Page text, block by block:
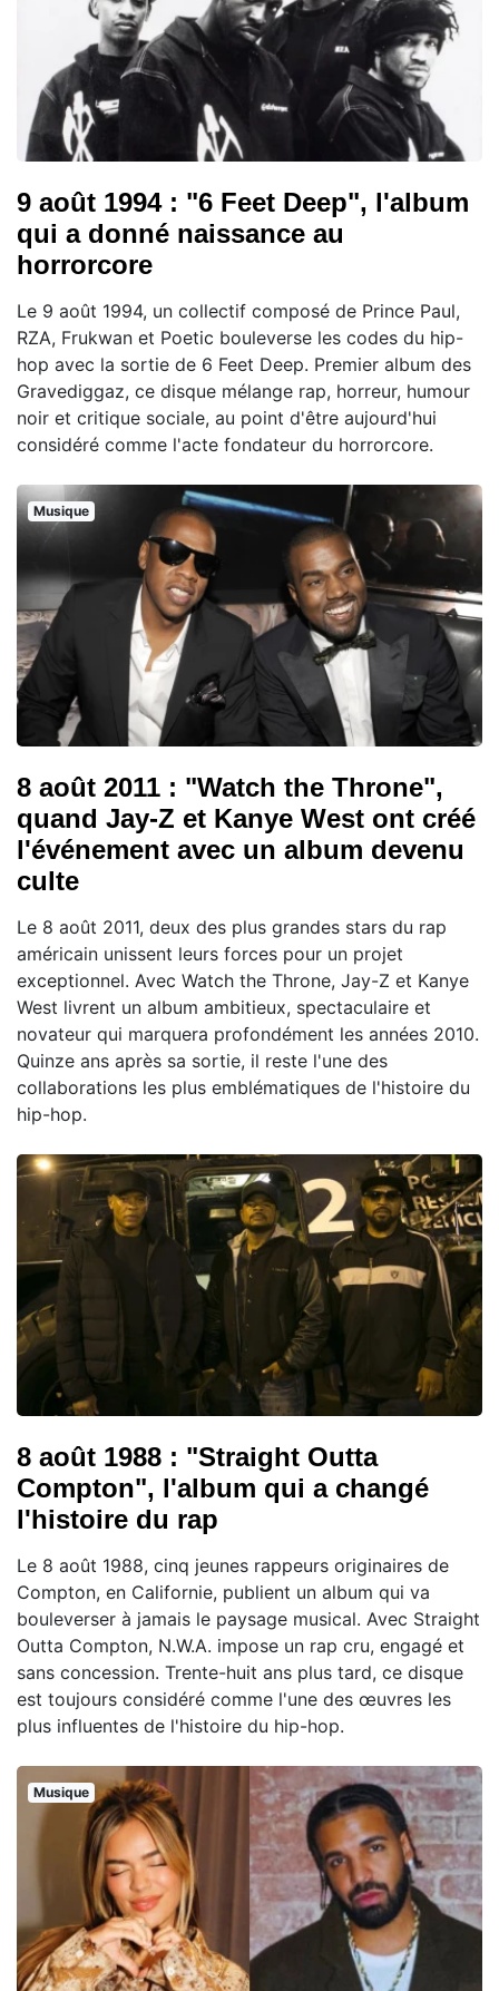
9 août 1994 : "6 Feet Deep", l'album
qui a donné naissance au
horrorcore
Le 9 août 1994, un collectif composé de Prince Paul,
RZA, Frukwan et Poetic bouleverse les codes du hip-
hop avec la sortie de 6 Feet Deep. Premier album des
Gravediggaz, ce disque mélange rap, horreur, humour
noir et critique sociale, au point d'être aujourd'hui
considéré comme l'acte fondateur du horrorcore.
Musique
8 août 2011 : "Watch the Throne",
quand Jay-Z et Kanye West ont créé
l'événement avec un album devenu
culte
Le 8 août 2011, deux des plus grandes stars du rap
américain unissent leurs forces pour un projet
exceptionnel. Avec Watch the Throne, Jay-Z et Kanye
West livrent un album ambitieux, spectaculaire et
novateur qui marquera profondément les années 2010.
Quinze ans après sa sortie, il reste l'une des
collaborations les plus emblématiques de l'histoire du
hip-hop.
8 août 1988 : "Straight Outta
Compton", l'album qui a changé
l'histoire du rap
Le 8 août 1988, cinq jeunes rappeurs originaires de
Compton, en Californie, publient un album qui va
bouleverser à jamais le paysage musical. Avec Straight
Outta Compton, N.W.A. impose un rap cru, engagé et
sans concession. Trente-huit ans plus tard, ce disque
est toujours considéré comme l'une des œuvres les
plus influentes de l'histoire du hip-hop.
Musique